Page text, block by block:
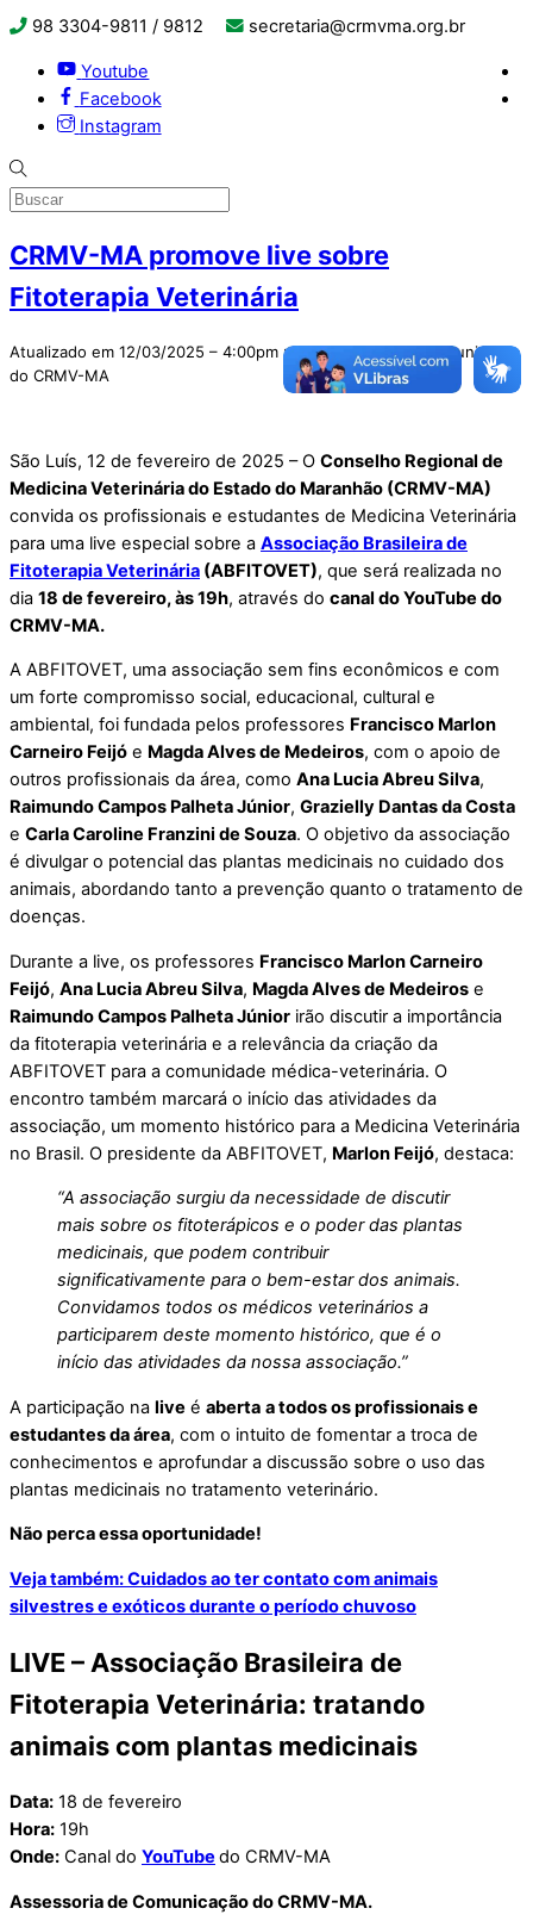
98 3304-9811 / 9812 secretaria@crmvma.org.br
Youtube
Facebook
Instagram
CRMV-MA promove live sobre
Fitoterapia Veterinária
Atualizado em 12/03/2025 – 4:00pm por Assessoria de Comunicação
do CRMV-MA
São Luís, 12 de fevereiro de 2025 – O Conselho Regional de
Medicina Veterinária do Estado do Maranhão (CRMV-MA)
convida os profissionais e estudantes de Medicina Veterinária
para uma live especial sobre a Associação Brasileira de
Fitoterapia Veterinária (ABFITOVET), que será realizada no
dia 18 de fevereiro, às 19h, através do canal do YouTube do
CRMV-MA.
A ABFITOVET, uma associação sem fins econômicos e com
um forte compromisso social, educacional, cultural e
ambiental, foi fundada pelos professores Francisco Marlon
Carneiro Feijó e Magda Alves de Medeiros, com o apoio de
outros profissionais da área, como Ana Lucia Abreu Silva,
Raimundo Campos Palheta Júnior, Grazielly Dantas da Costa
e Carla Caroline Franzini de Souza. O objetivo da associação
é divulgar o potencial das plantas medicinais no cuidado dos
animais, abordando tanto a prevenção quanto o tratamento de
doenças.
Durante a live, os professores Francisco Marlon Carneiro
Feijó, Ana Lucia Abreu Silva, Magda Alves de Medeiros e
Raimundo Campos Palheta Júnior irão discutir a importância
da fitoterapia veterinária e a relevância da criação da
ABFITOVET para a comunidade médica-veterinária. O
encontro também marcará o início das atividades da
associação, um momento histórico para a Medicina Veterinária
no Brasil. O presidente da ABFITOVET, Marlon Feijó, destaca:
“A associação surgiu da necessidade de discutir
mais sobre os fitoterápicos e o poder das plantas
medicinais, que podem contribuir
significativamente para o bem-estar dos animais.
Convidamos todos os médicos veterinários a
participarem deste momento histórico, que é o
início das atividades da nossa associação.”
A participação na live é aberta a todos os profissionais e
estudantes da área, com o intuito de fomentar a troca de
conhecimentos e aprofundar a discussão sobre o uso das
plantas medicinais no tratamento veterinário.
Não perca essa oportunidade!
Veja também: Cuidados ao ter contato com animais
silvestres e exóticos durante o período chuvoso
LIVE –Associação Brasileira de
Fitoterapia Veterinária: tratando
animais com plantas medicinais
Data: 18 de fevereiro
Hora: 19h
Onde: Canal do YouTube do CRMV-MA
Assessoria de Comunicação do CRMV-MA.